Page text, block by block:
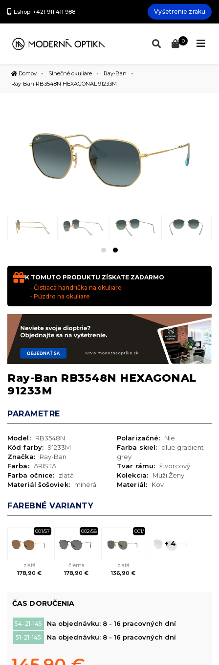
Eshop: +421 911 411 988 Vyšetrenie zraku
0
Domov Slnečné okuliare
Ray-Ban
Ray-Ban RB3548N HEXAGONAL 91233M
K TOMUTO PRODUKTU ZÍSKATE ZADARMO
- Čistiaca handrička na okuliare
- Púzdro na okuliare
Ray-Ban RB3548N HEXAGONAL
91233M
PARAMETRE
Model:
RB3548N
Kód farby: 91233M
Značka:
Ray-Ban
Farba: ARISTA
Farba očnice:
zlatá
Materiál šošoviek:
minerál
Polarizačné:
Nie
Farba skiel:
blue gradient
grey
Tvar rámu: štvorcový
Kolekcia:
Muži,Ženy
Materiál:
Kov
FAREBNÉ VARIANTY
001/57
zlatá
178,90 €
002/58
čierna
178,90 €
001/
zlatá
136,90 €
+ 4
ČAS DORUČENIA
54-21-145 Na objednávku: 8 - 16 pracovných dní
51-21-145 Na objednávku: 8 - 16 pracovných dní